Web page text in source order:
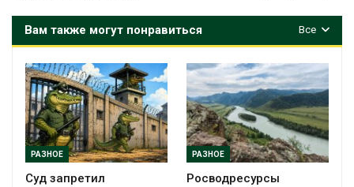
Все
Вам также могут понравиться
РАЗНОЕ
Суд запретил
РАЗНОЕ
Росводресурсы